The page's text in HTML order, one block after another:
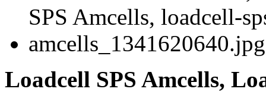
Loadcell SPS Amcells,